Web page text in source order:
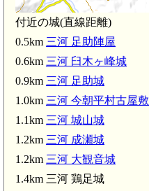
付近の城(直線距離)
0.5km 三河 足助陣屋
0.6km 三河 臼木ヶ峰城
0.9km 三河 足助城
1.0km 三河 今朝平村古屋敷
1.1km 三河 城山城
1.2km 三河 成瀬城
1.2km 三河 大観音城
1.4km 三河 鶏足城